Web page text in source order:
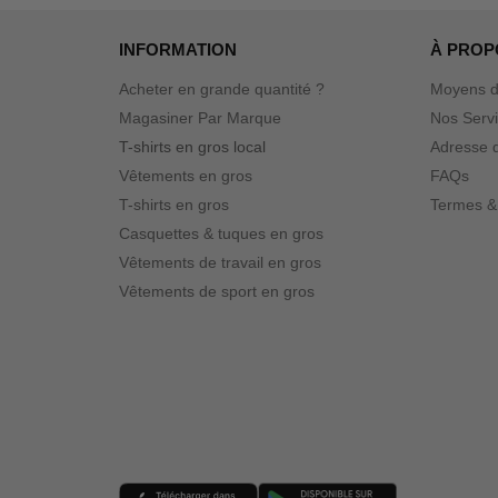
Sportsman
Team 365 (55)
Valucap (9)
YP Classics (24)
Yupoong (7)
INFORMATION
Acheter en grande quantité ?
Magasiner Par Marque
T-shirts en gros local
Vêtements en gros
T-shirts en gros
Casquettes & tuques en gros
Vêtements de travail en gros
Vêtements de sport en gros
À
Moyens
Nos
Adresse
FAQs
Termes